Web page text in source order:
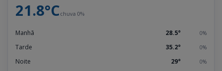
21.8°Cchuva 0%
Manhã 28.5° 0%
Tarde 35.2° 0%
Noite 29° 0%